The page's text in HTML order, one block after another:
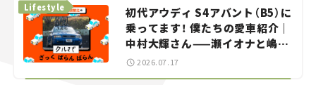
初代アウディ S4アバント（B5）に
乗ってます！ 僕たちの愛車紹介｜
中村大輝さん——瀬イオナと嶋田
智之の「クルマでざっくばらんば
Lifestyle
2026.07.17